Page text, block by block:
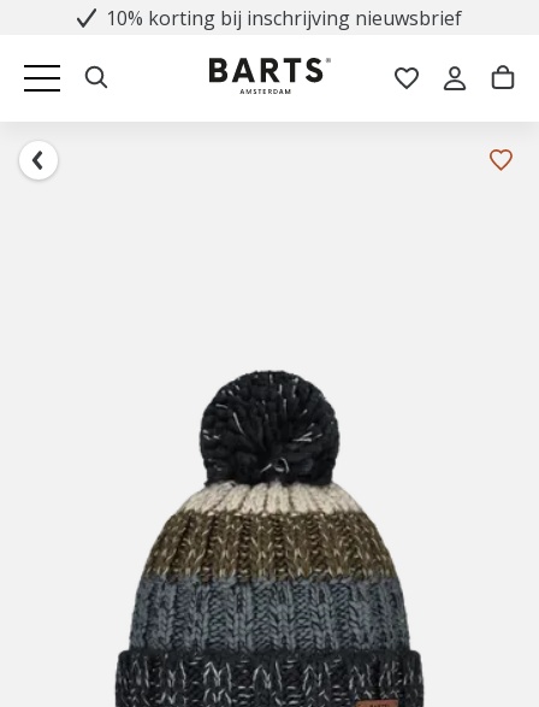
10% korting bij inschrijving nieuwsbrief